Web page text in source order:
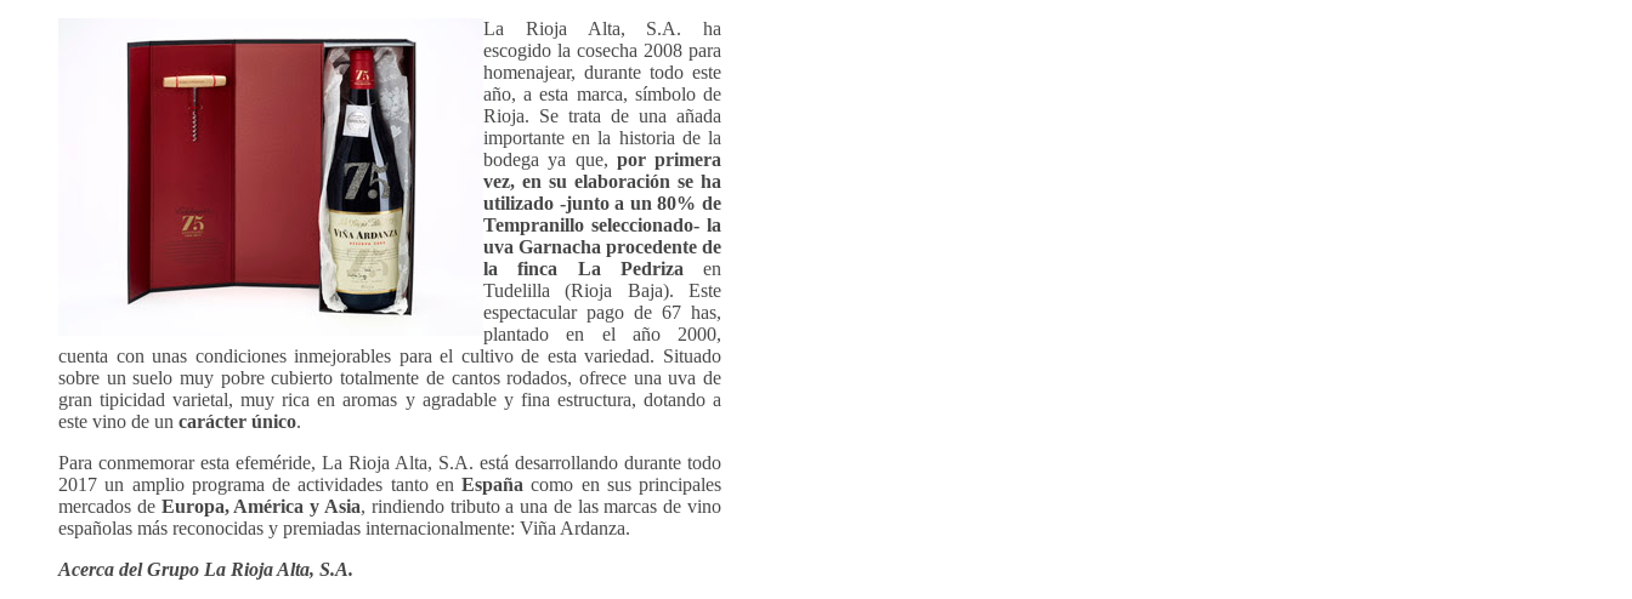
La Rioja Alta, S.A. ha
escogido la cosecha 2008 para
homenajear, durante todo este
año, a esta marca, símbolo de
Rioja. Se trata de una añada
importante en la historia de la
bodega ya que, por primera
vez, en su elaboración se ha
utilizado -junto a un 80% de
Tempranillo seleccionado- la
uva Garnacha procedente de
la finca La Pedriza en
Tudelilla (Rioja Baja). Este
espectacular pago de 67 has,
plantado en el año 2000,
cuenta con unas condiciones inmejorables para el cultivo de esta variedad. Situado
sobre un suelo muy pobre cubierto totalmente de cantos rodados, ofrece una uva de
gran tipicidad varietal, muy rica en aromas y agradable y fina estructura, dotando a
este vino de un carácter único.
Para conmemorar esta efeméride, La Rioja Alta, S.A. está desarrollando durante todo
2017 un amplio programa de actividades tanto en España como en sus principales
mercados de Europa, América y Asia, rindiendo tributo a una de las marcas de vino
españolas más reconocidas y premiadas internacionalmente: Viña Ardanza.
Acerca del Grupo La Rioja Alta, S.A.